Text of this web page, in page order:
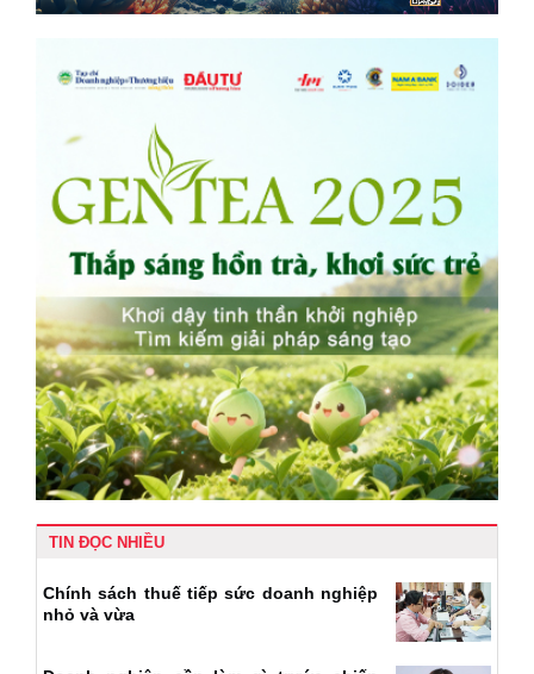
TIN ĐỌC NHIỀU
Chính sách thuế tiếp sức doanh nghiệp
nhỏ và vừa